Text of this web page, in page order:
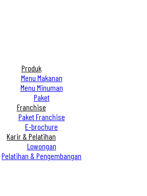
Produk
Menu Makanan
Menu Minuman
Paket
Franchise
Paket Franchise
E-brochure
Karir & Pelatihan
Lowongan
Pelatihan & Pengembangan